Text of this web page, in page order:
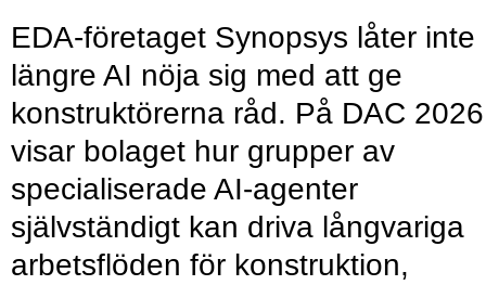
EDA-företaget Synopsys låter inte
längre AI nöja sig med att ge
konstruktörerna råd. På DAC 2026
visar bolaget hur grupper av
specialiserade AI-agenter
självständigt kan driva långvariga
arbetsflöden för konstruktion,